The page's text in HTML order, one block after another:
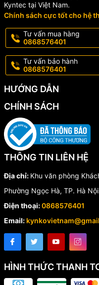
Kyntec tại Việt Nam.
Chính sách cực tốt cho hệ
Tư vấn mua hàng
0868576401
Tư vấn bảo hành
0868576401
HƯỚNG DẪN
CHÍNH SÁCH
THÔNG TIN LIÊN HỆ
Địa chỉ: Khu văn phòng
Phường Ngọc Hà, TP. Hà
Điện thoại:0868576401
Email:
HÌNH THỨC THANH